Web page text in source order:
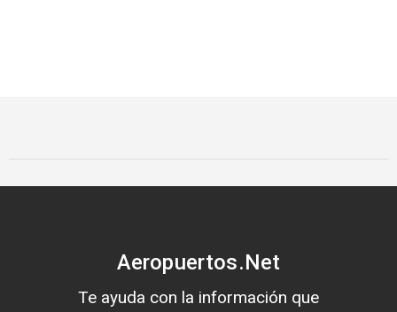
Aeropuertos.Net
Te ayuda con la información que